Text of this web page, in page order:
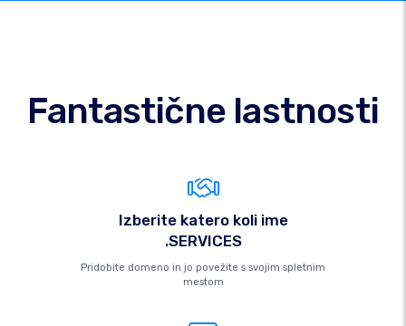
Fantastične lastnosti
Izberite katero koli ime
.SERVICES
Pridobite domeno in jo povežite s svojim spletnim
mestom